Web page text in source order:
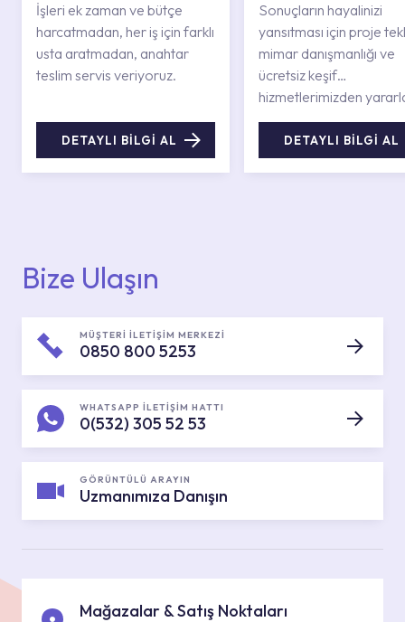
İşleri ek zaman ve bütçe
harcatmadan, her iş için farklı
usta aratmadan, anahtar
teslim servis veriyoruz.
DETAYLI BİLGİ AL
Sonuçların hayalinizi
yansıtması için proje
mimar danışmanlığı ve
ücretsiz keşif
hizmetlerimizden
DETAYLI BİLGİ AL
Bize Ulaşın
MÜŞTERİ İLETİŞİM MERKEZİ
0850 800 5253
WHATSAPP İLETİŞİM HATTI
0(532) 305 52 53
GÖRÜNTÜLÜ ARAYIN
Uzmanımıza Danışın
Mağazalar & Satış Noktaları